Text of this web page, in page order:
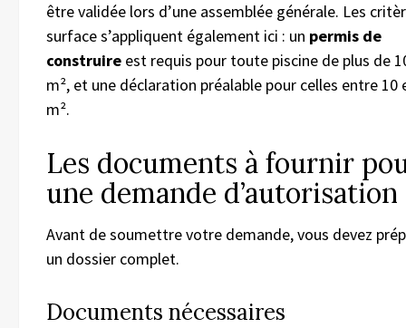
être validée lors d’une assemblée générale. Les
surface s’appliquent également ici : un permis de
construire est requis pour toute piscine de plus de
m², et une déclaration préalable pour celles entre 10
m².
Les documents à fournir
une demande d’autorisation
Avant de soumettre votre demande, vous devez
un dossier complet.
Documents nécessaires